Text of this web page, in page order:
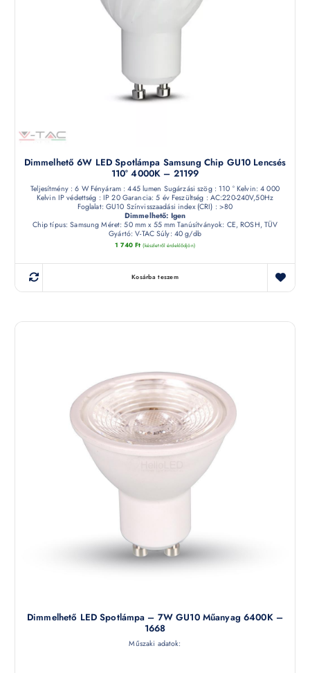
Dimmelhető 6W LED Spotlámpa Samsung Chip GU10 Lencsés
110° 4000K – 21199
Teljesítmény : 6 W Fényáram : 445 lumen Sugárzási szög : 110 ° Kelvin: 4 000
Kelvin IP védettség : IP 20 Garancia: 5 év Feszültség : AC:220-240V,50Hz
Foglalat: GU10 Színvisszaadási index (CRI) : >80
Dimmelhető: Igen
Chip típus: Samsung Méret: 50 mm x 55 mm Tanúsítványok: CE, ROSH, TÜV
Gyártó: V-TAC Súly: 40 g/db
1 740 Ft (készletről érdeklődjön)
Kosárba teszem
Dimmelhető LED Spotlámpa – 7W GU10 Műanyag 6400K –
1668
Műszaki adatok: